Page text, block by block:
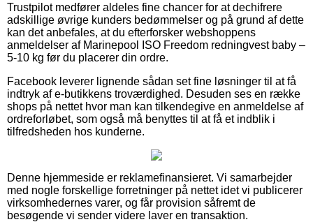
Trustpilot medfører aldeles fine chancer for at dechifrere
adskillige øvrige kunders bedømmelser og på grund af dette
kan det anbefales, at du efterforsker webshoppens
anmeldelser af Marinepool ISO Freedom redningvest baby –
5-10 kg før du placerer din ordre.
Facebook leverer lignende sådan set fine løsninger til at få
indtryk af e-butikkens troværdighed. Desuden ses en række
shops på nettet hvor man kan tilkendegive en anmeldelse af
ordreforløbet, som også må benyttes til at få et indblik i
tilfredsheden hos kunderne.
Denne hjemmeside er reklamefinansieret. Vi samarbejder
med nogle forskellige forretninger på nettet idet vi publicerer
virksomhedernes varer, og får provision såfremt de
besøgende vi sender videre laver en transaktion.